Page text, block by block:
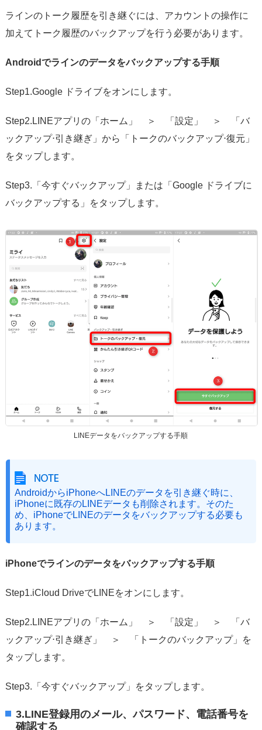
ラインのトーク履歴を引き継ぐには、アカウントの操作に
加えてトーク履歴のバックアップを行う必要があります。
Androidでラインのデータをバックアップする手順
Step1.Google ドライブをオンにします。
Step2.LINEアプリの「ホーム」 ＞ 「設定」 ＞ 「バ
ックアップ⋅引き継ぎ」から「トークのバックアップ⋅復元」
をタップします。
Step3.「今すぐバックアップ」または「Google ドライブに
バックアップする」をタップします。
LINEデータをバックアップする手順
AndroidからiPhoneへLINEのデータを引き継ぐ時に、
iPhoneに既存のLINEデータも削除されます。そのた
め、iPhoneでLINEのデータをバックアップする必要も
あります。
iPhoneでラインのデータをバックアップする手順
Step1.iCloud DriveでLINEをオンにします。
Step2.LINEアプリの「ホーム」 ＞ 「設定」 ＞ 「バ
ックアップ⋅引き継ぎ」 ＞ 「トークのバックアップ」を
タップします。
Step3.「今すぐバックアップ」をタップします。
3.LINE登録用のメール、パスワード、電話番号を
確認する